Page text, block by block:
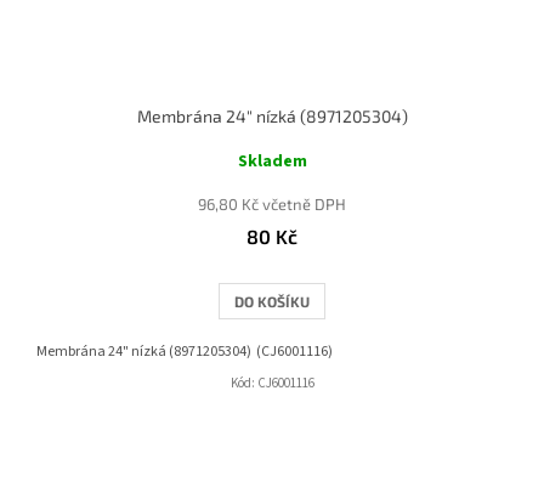
Membrána 24" nízká (8971205304)
Skladem
96,80 Kč včetně DPH
80 Kč
DO KOŠÍKU
Membrána 24" nízká (8971205304) (CJ6001116)
Kód: CJ6001116